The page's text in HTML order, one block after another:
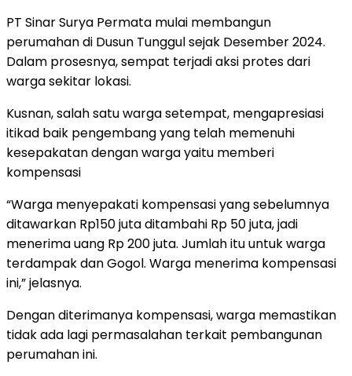
PT Sinar Surya Permata mulai membangun
perumahan di Dusun Tunggul sejak Desember 2024.
Dalam prosesnya, sempat terjadi aksi protes dari
warga sekitar lokasi.
Kusnan, salah satu warga setempat, mengapresiasi
itikad baik pengembang yang telah memenuhi
kesepakatan dengan warga yaitu memberi
kompensasi
“Warga menyepakati kompensasi yang sebelumnya
ditawarkan Rp150 juta ditambahi Rp 50 juta, jadi
menerima uang Rp 200 juta. Jumlah itu untuk warga
terdampak dan Gogol. Warga menerima kompensasi
ini,” jelasnya.
Dengan diterimanya kompensasi, warga memastikan
tidak ada lagi permasalahan terkait pembangunan
perumahan ini.